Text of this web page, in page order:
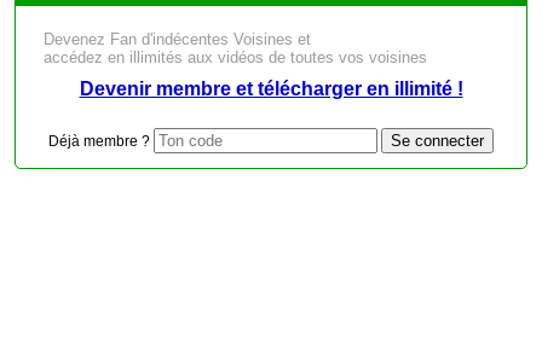
Devenez Fan d'indécentes Voisines et
accédez en illimités aux vidéos de toutes vos voisines
Devenir membre et télécharger en illimité !
Déjà membre ?